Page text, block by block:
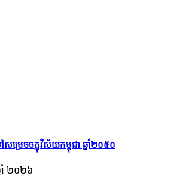
សម្រេច​ចក្ខុវិស័យ​កម្ពុជា ឆ្នាំ២០៥០
ាំ ២០២៦